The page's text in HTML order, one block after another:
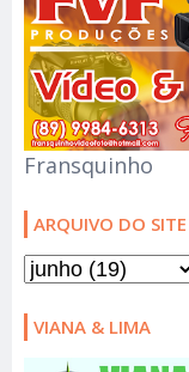
Fransquinho
ARQUIVO DO SITE
VIANA & LIMA